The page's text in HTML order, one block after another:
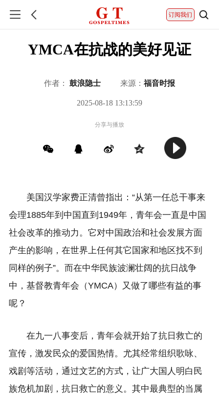
订阅我们
YMCA在抗战的美好见证
作者： 鼓浪隐士 来源： 福音时报
2025-08-18 13:13:59
分享与播放
美国汉学家费正清曾指出：“从第一任总干事来
会理1885年到中国直到1949年，青年会一直是中国
社会改革的推动力。它对中国政治和社会发展方面
产生的影响，在世界上任何其它国家和地区找不到
同样的例子”。而在中华民族波澜壮阔的抗日战争
中，基督教青年会（YMCA）又做了哪些有益的事
呢？
在九一八事变后，青年会就开始了抗日救亡的
宣传，激发民众的爱国热情。尤其经常组织歌咏、
戏剧等活动，通过文艺的方式，让广大国人明白民
族危机加剧，抗日救亡的意义。其中最典型的当属